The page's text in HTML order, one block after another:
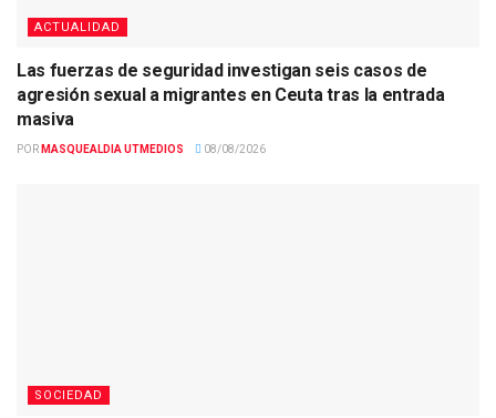
ACTUALIDAD
Las fuerzas de seguridad investigan seis casos de
agresión sexual a migrantes en Ceuta tras la entrada
masiva
POR MASQUEALDIA UTMEDIOS 08/08/2026
SOCIEDAD